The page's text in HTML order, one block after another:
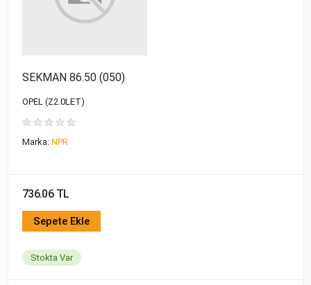
SEKMAN 86.50 (050)
OPEL (Z2.0LET)
Marka: NPR
736.06 TL
Sepete Ekle
Stokta Var